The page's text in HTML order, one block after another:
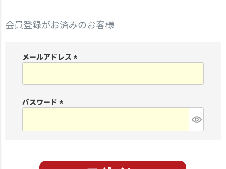
会員登録がお済みのお客様
メールアドレス
パスワード